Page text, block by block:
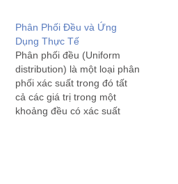
Phân Phối Đều và Ứng
Dụng Thực Tế
Phân phối đều (Uniform
distribution) là một loại phân
phối xác suất trong đó tất
cả các giá trị trong một
khoảng đều có xác suất